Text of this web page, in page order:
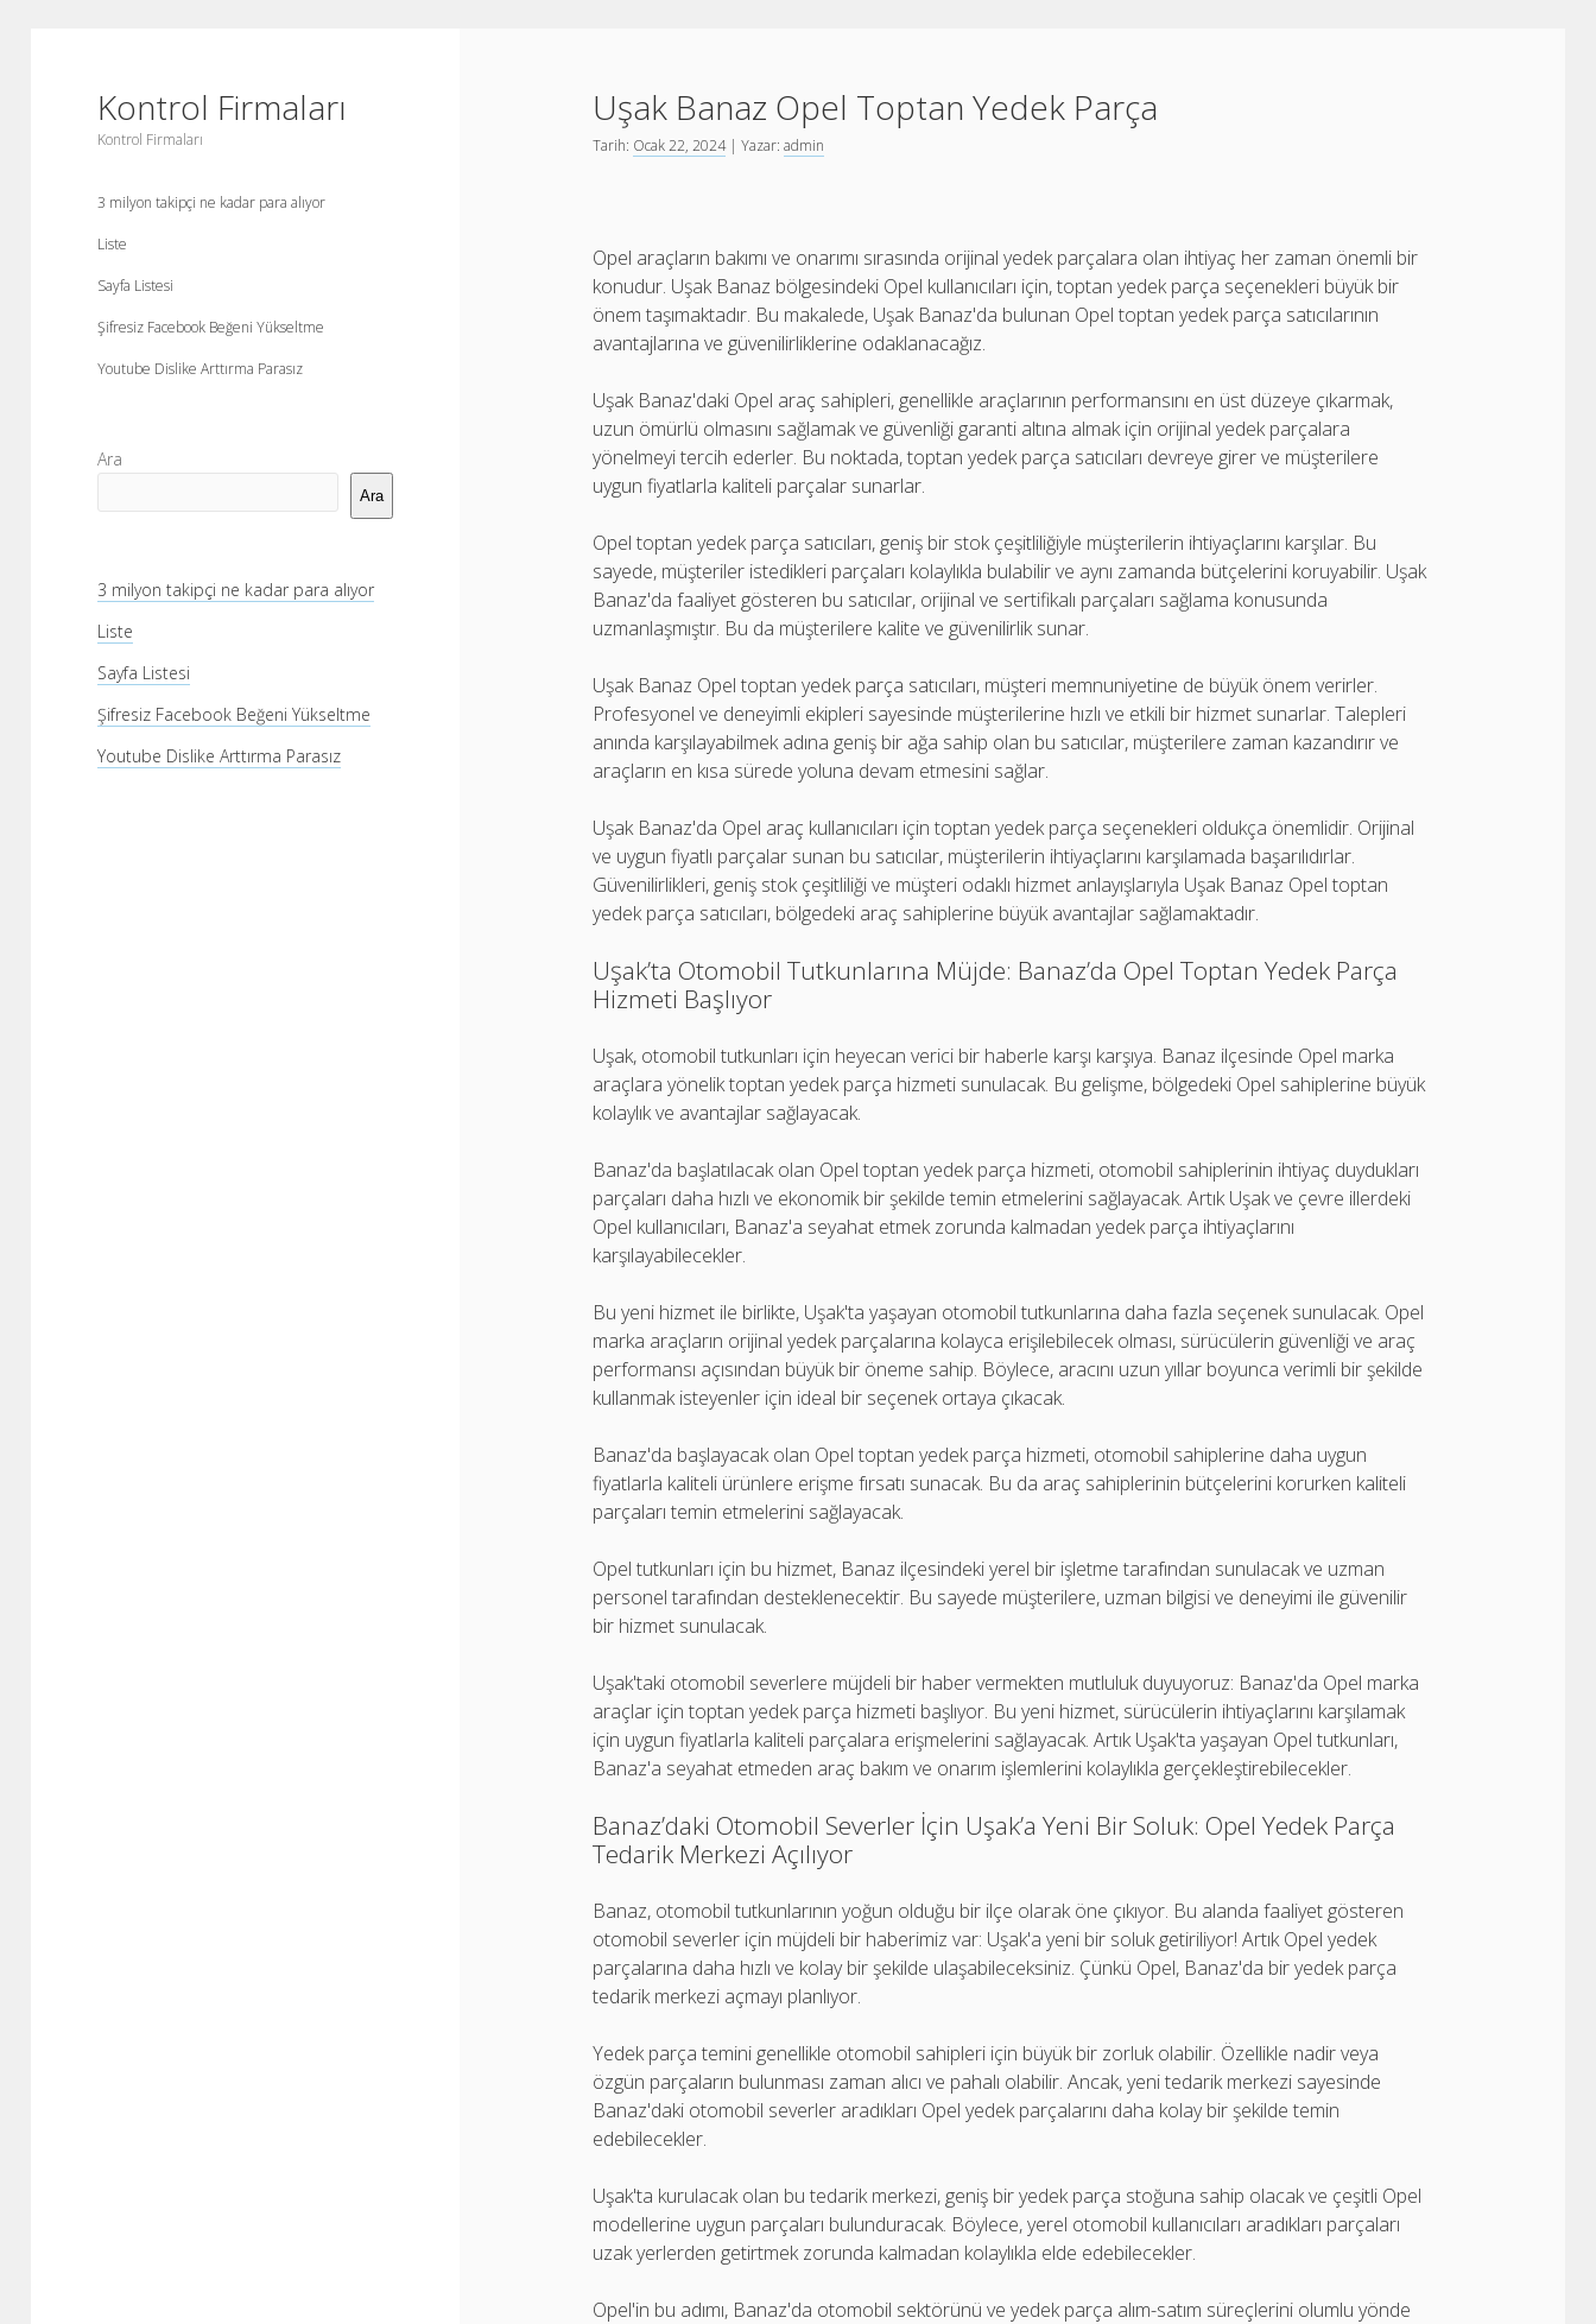
Kontrol Firmaları
Kontrol Firmaları
3 milyon takipçi ne kadar para alıyor
Liste
Sayfa Listesi
Şifresiz Facebook Beğeni Yükseltme
Youtube Dislike Arttırma Parasız
Yan
Menü
Ara
Ara
3 milyon takipçi ne kadar para alıyor
Liste
Sayfa Listesi
Şifresiz Facebook Beğeni Yükseltme
Youtube Dislike Arttırma Parasız
Uşak Banaz Opel Toptan Yedek Parça
Tarih: Ocak 22, 2024| Yazar:admin
Opel araçların bakımı ve onarımı sırasında orijinal yedek parçalara olan ihtiyaç her zaman önemli bir
konudur. Uşak Banaz bölgesindeki Opel kullanıcıları için, toptan yedek parça seçenekleri büyük bir
önem taşımaktadır. Bu makalede, Uşak Banaz'da bulunan Opel toptan yedek parça satıcılarının
avantajlarına ve güvenilirliklerine odaklanacağız.
Uşak Banaz'daki Opel araç sahipleri, genellikle araçlarının performansını en üst düzeye çıkarmak,
uzun ömürlü olmasını sağlamak ve güvenliği garanti altına almak için orijinal yedek parçalara
yönelmeyi tercih ederler. Bu noktada, toptan yedek parça satıcıları devreye girer ve müşterilere
uygun fiyatlarla kaliteli parçalar sunarlar.
Opel toptan yedek parça satıcıları, geniş bir stok çeşitliliğiyle müşterilerin ihtiyaçlarını karşılar. Bu
sayede, müşteriler istedikleri parçaları kolaylıkla bulabilir ve aynı zamanda bütçelerini koruyabilir. Uşak
Banaz'da faaliyet gösteren bu satıcılar, orijinal ve sertifikalı parçaları sağlama konusunda
uzmanlaşmıştır. Bu da müşterilere kalite ve güvenilirlik sunar.
Uşak Banaz Opel toptan yedek parça satıcıları, müşteri memnuniyetine de büyük önem verirler.
Profesyonel ve deneyimli ekipleri sayesinde müşterilerine hızlı ve etkili bir hizmet sunarlar. Talepleri
anında karşılayabilmek adına geniş bir ağa sahip olan bu satıcılar, müşterilere zaman kazandırır ve
araçların en kısa sürede yoluna devam etmesini sağlar.
Uşak Banaz'da Opel araç kullanıcıları için toptan yedek parça seçenekleri oldukça önemlidir. Orijinal
ve uygun fiyatlı parçalar sunan bu satıcılar, müşterilerin ihtiyaçlarını karşılamada başarılıdırlar.
Güvenilirlikleri, geniş stok çeşitliliği ve müşteri odaklı hizmet anlayışlarıyla Uşak Banaz Opel toptan
yedek parça satıcıları, bölgedeki araç sahiplerine büyük avantajlar sağlamaktadır.
Uşak’ta Otomobil Tutkunlarına Müjde: Banaz’da Opel Toptan Yedek Parça
Hizmeti Başlıyor
Uşak, otomobil tutkunları için heyecan verici bir haberle karşı karşıya. Banaz ilçesinde Opel marka
araçlara yönelik toptan yedek parça hizmeti sunulacak. Bu gelişme, bölgedeki Opel sahiplerine büyük
kolaylık ve avantajlar sağlayacak.
Banaz'da başlatılacak olan Opel toptan yedek parça hizmeti, otomobil sahiplerinin ihtiyaç duydukları
parçaları daha hızlı ve ekonomik bir şekilde temin etmelerini sağlayacak. Artık Uşak ve çevre illerdeki
Opel kullanıcıları, Banaz'a seyahat etmek zorunda kalmadan yedek parça ihtiyaçlarını
karşılayabilecekler.
Bu yeni hizmet ile birlikte, Uşak'ta yaşayan otomobil tutkunlarına daha fazla seçenek sunulacak. Opel
marka araçların orijinal yedek parçalarına kolayca erişilebilecek olması, sürücülerin güvenliği ve araç
performansı açısından büyük bir öneme sahip. Böylece, aracını uzun yıllar boyunca verimli bir şekilde
kullanmak isteyenler için ideal bir seçenek ortaya çıkacak.
Banaz'da başlayacak olan Opel toptan yedek parça hizmeti, otomobil sahiplerine daha uygun
fiyatlarla kaliteli ürünlere erişme fırsatı sunacak. Bu da araç sahiplerinin bütçelerini korurken kaliteli
parçaları temin etmelerini sağlayacak.
Opel tutkunları için bu hizmet, Banaz ilçesindeki yerel bir işletme tarafından sunulacak ve uzman
personel tarafından desteklenecektir. Bu sayede müşterilere, uzman bilgisi ve deneyimi ile güvenilir
bir hizmet sunulacak.
Uşak'taki otomobil severlere müjdeli bir haber vermekten mutluluk duyuyoruz: Banaz'da Opel marka
araçlar için toptan yedek parça hizmeti başlıyor. Bu yeni hizmet, sürücülerin ihtiyaçlarını karşılamak
için uygun fiyatlarla kaliteli parçalara erişmelerini sağlayacak. Artık Uşak'ta yaşayan Opel tutkunları,
Banaz'a seyahat etmeden araç bakım ve onarım işlemlerini kolaylıkla gerçekleştirebilecekler.
Banaz’daki Otomobil Severler İçin Uşak’a Yeni Bir Soluk: Opel Yedek Parça
Tedarik Merkezi Açılıyor
Banaz, otomobil tutkunlarının yoğun olduğu bir ilçe olarak öne çıkıyor. Bu alanda faaliyet gösteren
otomobil severler için müjdeli bir haberimiz var: Uşak'a yeni bir soluk getiriliyor! Artık Opel yedek
parçalarına daha hızlı ve kolay bir şekilde ulaşabileceksiniz. Çünkü Opel, Banaz'da bir yedek parça
tedarik merkezi açmayı planlıyor.
Yedek parça temini genellikle otomobil sahipleri için büyük bir zorluk olabilir. Özellikle nadir veya
özgün parçaların bulunması zaman alıcı ve pahalı olabilir. Ancak, yeni tedarik merkezi sayesinde
Banaz'daki otomobil severler aradıkları Opel yedek parçalarını daha kolay bir şekilde temin
edebilecekler.
Uşak'ta kurulacak olan bu tedarik merkezi, geniş bir yedek parça stoğuna sahip olacak ve çeşitli Opel
modellerine uygun parçaları bulunduracak. Böylece, yerel otomobil kullanıcıları aradıkları parçaları
uzak yerlerden getirtmek zorunda kalmadan kolaylıkla elde edebilecekler.
Opel'in bu adımı, Banaz'da otomobil sektörünü ve yedek parça alım-satım süreçlerini olumlu yönde